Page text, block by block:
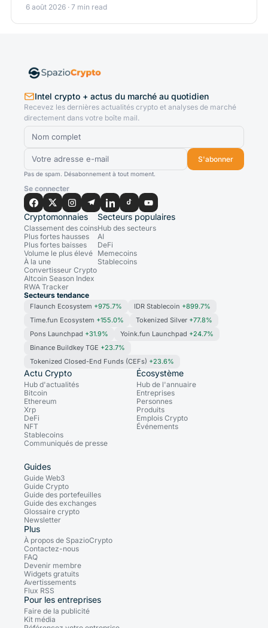
6 août 2026 · 7 min read
Intel crypto + actus du marché au quotidien
Recevez les dernières actualités crypto et analyses de marché
directement dans votre boîte mail.
S'abonner
Pas de spam. Désabonnement à tout moment.
Se connecter
Cryptomonnaies
Classement des coins
Plus fortes hausses
Plus fortes baisses
Volume le plus élevé
À la une
Convertisseur Crypto
Altcoin Season Index
RWA Tracker
Secteurs populaires
Hub des secteurs
AI
DeFi
Memecoins
Stablecoins
Secteurs tendance
Flaunch Ecosystem +975.7% IDR Stablecoin +899.7%
Time.fun Ecosystem +155.0% Tokenized Silver +77.8%
Pons Launchpad +31.9% Yoink.fun Launchpad +24.7%
Binance Buildkey TGE +23.7%
Tokenized Closed-End Funds (CEFs) +23.6%
Actu Crypto
Hub d'actualités
Bitcoin
Ethereum
Xrp
DeFi
NFT
Stablecoins
Communiqués de presse
Écosystème
Hub de l'annuaire
Entreprises
Personnes
Produits
Emplois Crypto
Événements
Guides
Guide Web3
Guide Crypto
Guide des portefeuilles
Guide des exchanges
Glossaire crypto
Newsletter
Plus
À propos de SpazioCrypto
Contactez-nous
FAQ
Devenir membre
Widgets gratuits
Avertissements
Flux RSS
Pour les entreprises
Faire de la publicité
Kit média